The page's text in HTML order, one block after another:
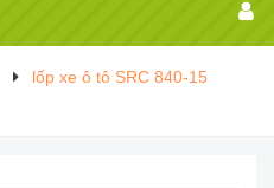
lốp xe ô tô SRC 840-15